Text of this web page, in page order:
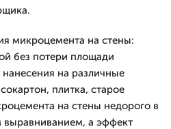
микроцемента на стены:
без потери площади
на различные
плитка, старое
на стены недорого в
выравниванием, а эффект